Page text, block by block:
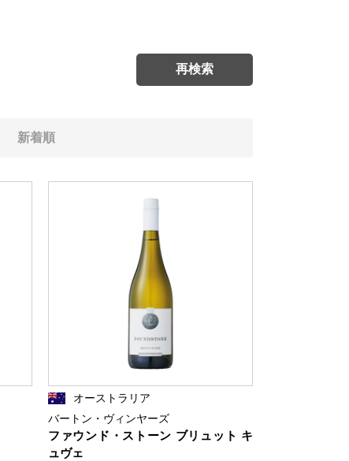
再検索
新着順
オーストラリア
バートン・ヴィンヤーズ
ファウンド・ストーン ブリュット キ
ュヴェ